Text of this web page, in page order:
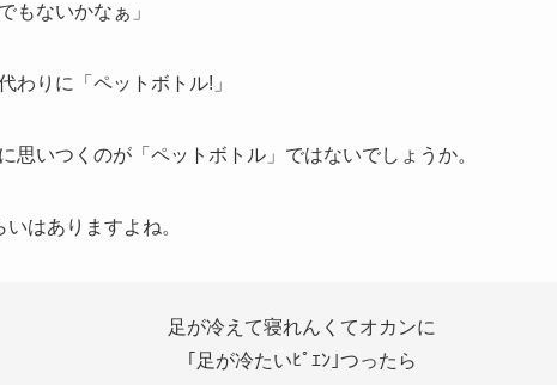
もないかなぁ」
わりに「ペットボトル!」
思いつくのが「ペットボトル」ではないでしょうか。
はありますよね。
足が冷えて寝れんくてオカンに
｢足が冷たいﾋﾟｴﾝ｣つったら